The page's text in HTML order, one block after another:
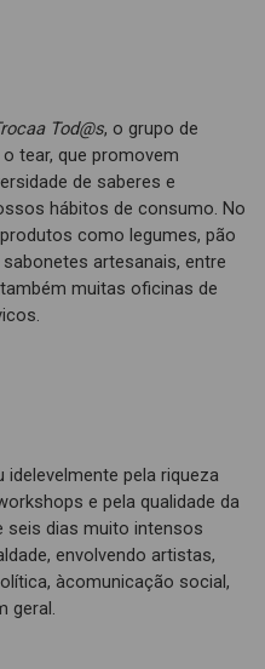
Tod@s, o grupo de
tear, que promovem
de saberes e
hábitos de consumo. No
como legumes, pão
artesanais, entre
muitas oficinas de
pela riqueza
e pela qualidade da
seis dias muito intensos
envolvendo artistas,
àcomunicação social,
geral.